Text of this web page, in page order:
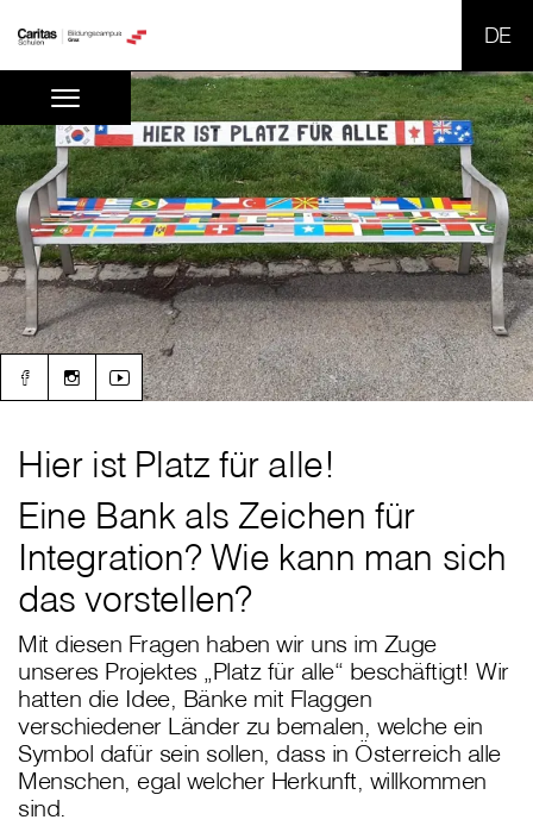
Hier ist Platz für alle!
Eine Bank als Zeichen für
Integration? Wie kann man sich
das vorstellen?
Mit diesen Fragen haben wir uns im Zuge
unseres Projektes „Platz für alle“ beschäftigt! Wir
hatten die Idee, Bänke mit Flaggen
verschiedener Länder zu bemalen, welche ein
Symbol dafür sein sollen, dass in Österreich alle
Menschen, egal welcher Herkunft, willkommen
sind.